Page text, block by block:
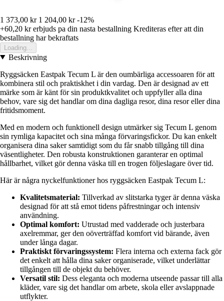
1 373,00 kr 1 204,00 kr -12%
+60,20 krerbjuds pa din nasta bestallning Krediteras efter att din
bestallning har bekraftats
Loading...
Beskrivning
Ryggsäcken Eastpak Tecum L är den oumbärliga accessoaren för att
kombinera stil och praktiskhet i din vardag. Den är designad av ett
märke som är känt för sin produktkvalitet och uppfyller alla dina
behov, vare sig det handlar om dina dagliga resor, dina resor eller dina
fritidsmoment.
Med en modern och funktionell design utmärker sig Tecum L genom
sin rymliga kapacitet och sina många förvaringsfickor. Du kan enkelt
organisera dina saker samtidigt som du får snabb tillgång till dina
väsentligheter. Den robusta konstruktionen garanterar en optimal
hållbarhet, vilket gör denna väska till en trogen följeslagare över tid.
Här är några nyckelfunktioner hos ryggsäcken Eastpak Tecum L:
Kvalitetsmaterial: Tillverkad av slitstarka tyger är denna väska
designad för att stå emot tidens påfrestningar och intensiv
användning.
Optimal komfort: Utrustad med vadderade och justerbara
axelremmar, ger den oöverträffad komfort vid bärande, även
under långa dagar.
Praktiskt förvaringssystem: Flera interna och externa fack gör
det enkelt att hålla dina saker organiserade, vilket underlättar
tillgången till de objekt du behöver.
Versatil stil: Dess eleganta och moderna utseende passar till alla
kläder, vare sig det handlar om arbete, skola eller avslappnade
utflykter.